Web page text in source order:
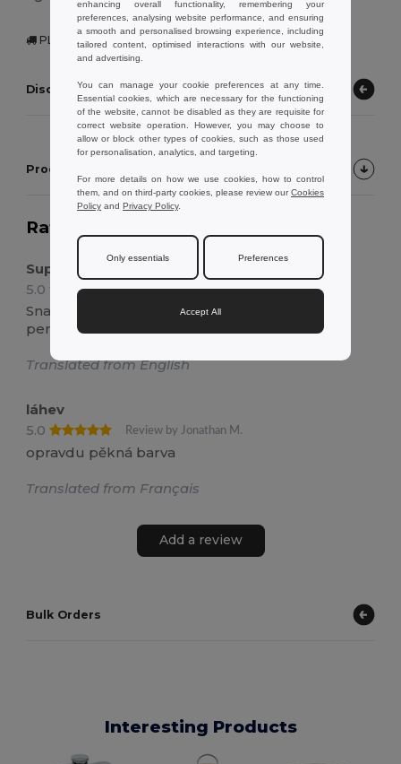
PL | Ruda Śląska, PL
Discover other products
Product Customer Reviews
Rating:
Super stylový, skvělá velikost
5.0
Review by Charlie M.
Snadno se značí, udržuje nápoje v chladu,
perfektní velikost
Translated from English
láhev
5.0
Review by Jonathan M.
opravdu pěkná barva
Translated from Français
Add a review
Bulk Orders
Interesting Products
enhancing overall functionality, remembering your
preferences, analysing website performance, and ensuring
a smooth and personalised browsing experience, including
tailored content, optimised interactions with our website,
and advertising.
You can manage your cookie preferences at any time.
Essential cookies, which are necessary for the functioning
of the website, cannot be disabled as they are requisite for
correct website operation. However, you may choose to
allow or block other types of cookies, such as those used
for personalisation, analytics, and targeting.
For more details on how we use cookies, how to control
them, and on third-party cookies, please review ourCookies
Policy and Privacy Policy.
Only essentials Preferences
Accept All